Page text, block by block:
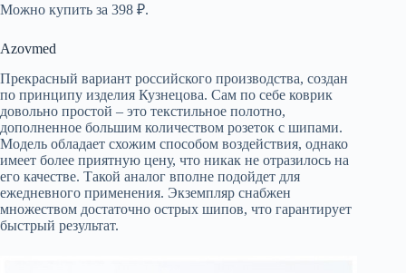
Можно купить за 398 ₽.
Azovmed
Прекрасный вариант российского производства, создан
по принципу изделия Кузнецова. Сам по себе коврик
довольно простой – это текстильное полотно,
дополненное большим количеством розеток с шипами.
Модель обладает схожим способом воздействия, однако
имеет более приятную цену, что никак не отразилось на
его качестве. Такой аналог вполне подойдет для
ежедневного применения. Экземпляр снабжен
множеством достаточно острых шипов, что гарантирует
быстрый результат.